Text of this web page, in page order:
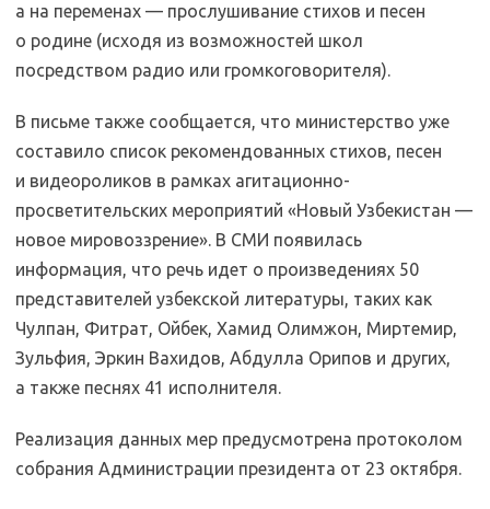
а на переменах — прослушивание стихов и песен
о родине (исходя из возможностей школ
посредством радио или громкоговорителя).
В письме также сообщается, что министерство уже
составило список рекомендованных стихов, песен
и видеороликов в рамках агитационно-
просветительских мероприятий «Новый Узбекистан —
новое мировоззрение». В СМИ появилась
информация, что речь идет о произведениях 50
представителей узбекской литературы, таких как
Чулпан, Фитрат, Ойбек, Хамид Олимжон, Миртемир,
Зульфия, Эркин Вахидов, Абдулла Орипов и других,
а также песнях 41 исполнителя.
Реализация данных мер предусмотрена протоколом
собрания Администрации президента от 23 октября.